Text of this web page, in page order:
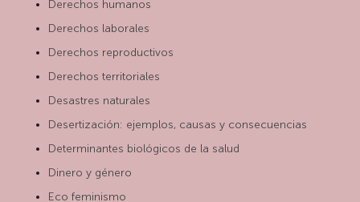
Derechos humanos
Derechos laborales
Derechos reproductivos
Derechos territoriales
Desastres naturales
Desertización: ejemplos, causas y consecuencias
Determinantes biológicos de la salud
Dinero y género
Eco feminismo